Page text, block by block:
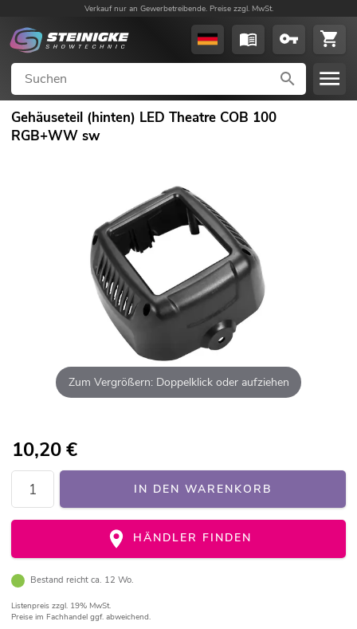
Verkauf nur an Gewerbetreibende. Preise zzgl. MwSt.
Gehäuseteil (hinten) LED Theatre COB 100
RGB+WW sw
Zum Vergrößern: Doppelklick oder aufziehen
10,20€
IN DEN WARENKORB
HÄNDLER FINDEN
Bestand reicht ca. 12 Wo.
Listenpreis zzgl. 19% MwSt.
Preise im Fachhandel ggf. abweichend.